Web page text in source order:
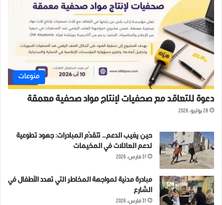
منوعات
دعوة للتعاقد مع صحفيات لإنتاج مواد صحفية معمقة
28 يوليو، 2026
حين يغيب الدعم… تتقدّم المبادرات: جهود تطوعية
لدعم العائلات في المخيمات
31 مارس، 2026
مبادرة مدنية لمواجهة المخاطر التي تهدد الأطفال في
الشارع
31 مارس، 2026